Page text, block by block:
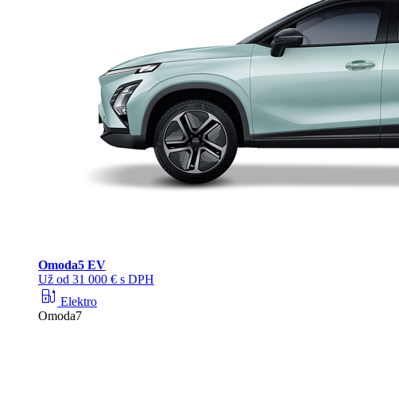
Omoda5 EV
Už od 31 000 € s DPH
ev_station Elektro
Omoda7